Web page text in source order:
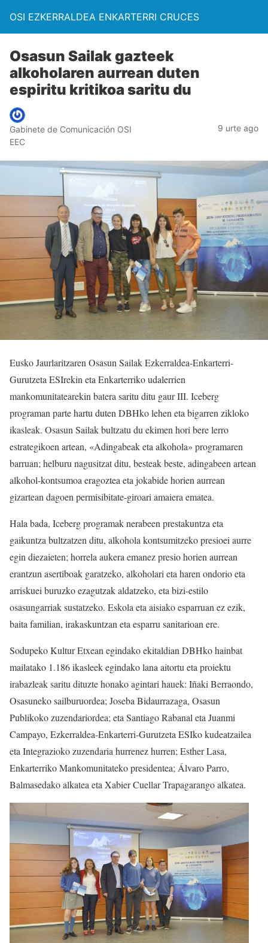
OSI EZKERRALDEA ENKARTERRI CRUCES
Osasun Sailak gazteek
alkoholaren aurrean duten
espiritu kritikoa saritu du
Gabinete de Comunicación OSI
EEC
9 urte ago
Eusko Jaurlaritzaren Osasun Sailak Ezkerraldea-Enkarterri-
Gurutzeta ESIrekin eta Enkarterriko udalerrien
mankomunitatearekin batera saritu ditu gaur III. Iceberg
programan parte hartu duten DBHko lehen eta bigarren zikloko
ikasleak. Osasun Sailak bultzatu du ekimen hori bere lerro
estrategikoen artean, «Adingabeak eta alkohola» programaren
barruan; helburu nagusitzat ditu, besteak beste, adingabeen artean
alkohol-kontsumoa eragoztea eta jokabide horien aurrean
gizartean dagoen permisibitate-giroari amaiera ematea.
Hala bada, Iceberg programak nerabeen prestakuntza eta
gaikuntza bultzatzen ditu, alkohola kontsumitzeko presioei aurre
egin diezaieten; horrela aukera emanez presio horien aurrean
erantzun asertiboak garatzeko, alkoholari eta haren ondorio eta
arriskuei buruzko ezagutzak aldatzeko, eta bizi-estilo
osasungarriak sustatzeko. Eskola eta aisiako esparruan ez ezik,
baita familian, irakaskuntzan eta esparru sanitarioan ere.
Sodupeko Kultur Etxean egindako ekitaldian DBHko hainbat
mailatako 1.186 ikasleek egindako lana aitortu eta proiektu
irabazleak saritu dituzte honako agintari hauek: Iñaki Berraondo,
Osasuneko sailburuordea; Joseba Bidaurrazaga, Osasun
Publikoko zuzendariordea; eta Santiago Rabanal eta Juanmi
Campayo, Ezkerraldea-Enkarterri-Gurutzeta ESIko kudeatzailea
eta Integrazioko zuzendaria hurrenez hurren; Esther Lasa,
Enkarterriko Mankomunitateko presidentea; Álvaro Parro,
Balmasedako alkatea eta Xabier Cuellar Trapagarango alkatea.